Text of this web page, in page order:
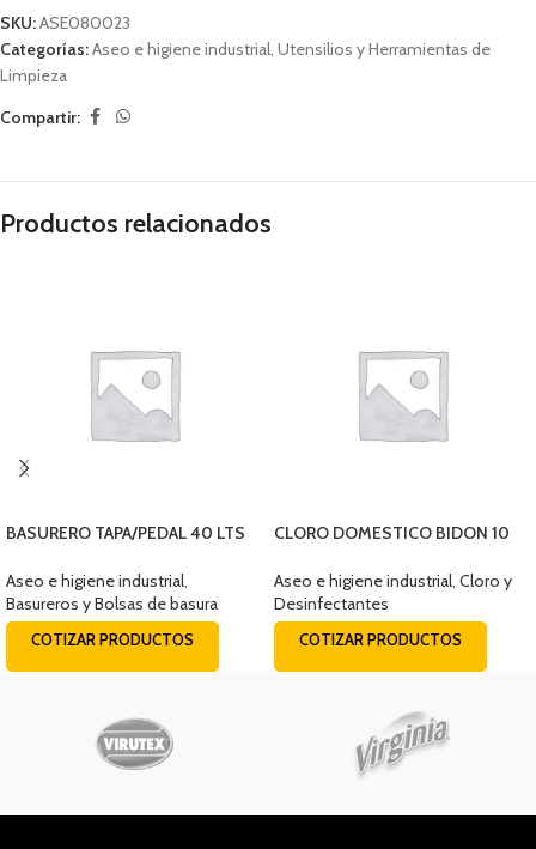
SKU:ASE080023
Categorías:Aseo e higiene industrial, Utensilios y Herramientas de
Limpieza
Compartir:
Productos relacionados
BASURERO TAPA/PEDAL 40 LTS
Aseo e higiene industrial
Basureros y Bolsas de basura
COTIZAR PRODUCTOS
CLORO DOMESTICO BIDON 10
Aseo e higiene industrial Cloro y
Desinfectantes
COTIZAR PRODUCTOS